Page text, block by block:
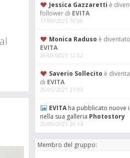
Jessica Gazzaretti è
follower di EVITA
17/09/2021 10:55
Monica Raduso è
EVITA
26/05/2021 12:52
Saverio Sollecito è
di EVITA
25/05/2021 21:03
EVITA ha pubblicato nuove
nella sua galleria Photostory
25/05/2021 20:14
Membro del gruppo: